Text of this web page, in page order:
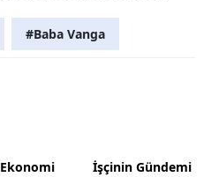
Kırıkkale
#Baba Vanga
Ekonomi İşçinin Gündemi